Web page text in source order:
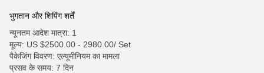
भुगतान और शिपिंग शर्तें
न्यूनतम आदेश मात्रा: 1
मूल्य: US $2500.00 - 2980.00/ Set
पैकेजिंग विवरण: एल्यूमीनियम का मामला
प्रसव के समय: 7 दिन